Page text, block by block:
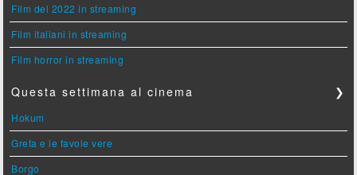
Film del 2022 in streaming
Film italiani in streaming
Film horror in streaming
Questa settimana al cinema ❯
Hokum
Greta e le favole vere
Borgo